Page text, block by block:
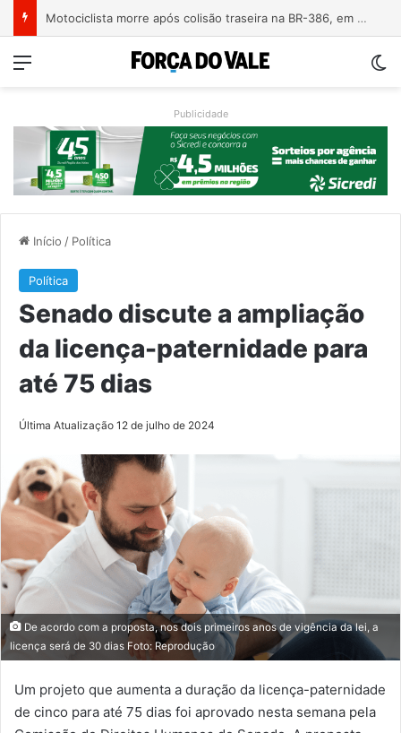
Motociclista morre após colisão traseira na BR-386, em Triunfo
Menu
Publicidade
Início / Política
Política
Senado discute a ampliação
da licença-paternidade para
até 75 dias
Última Atualização 12 de julho de 2024
De acordo com a proposta, nos dois primeiros anos de vigência da lei, a
licença será de 30 dias Foto: Reprodução
Um projeto que aumenta a duração da licença-paternidade
de cinco para até 75 dias foi aprovado nesta semana pela